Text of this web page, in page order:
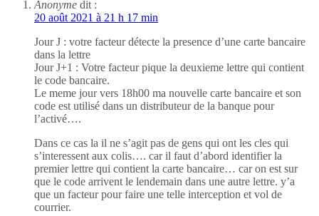
Anonyme dit :
20 août 2021 à 21 h 17 min
Jour J : votre facteur détecte la presence d’une carte bancaire
dans la lettre
Jour J+1 : Votre facteur pique la deuxieme lettre qui contient
le code bancaire.
Le meme jour vers 18h00 ma nouvelle carte bancaire et son
code est utilisé dans un distributeur de la banque pour
l’activé….
Dans ce cas la il ne s’agit pas de gens qui ont les cles qui
s’interessent aux colis…. car il faut d’abord identifier la
premier lettre qui contient la carte bancaire… car on est sur
que le code arrivent le lendemain dans une autre lettre. y’a
que un facteur pour faire une telle interception et vol de
courrier.